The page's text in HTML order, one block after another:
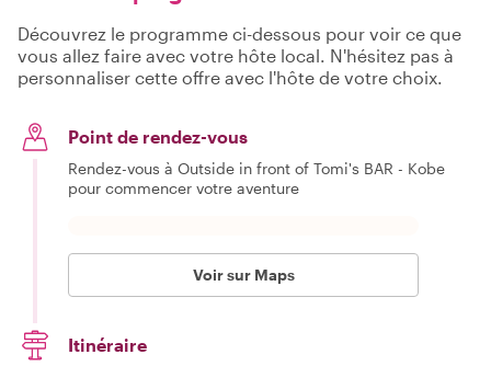
Découvrez le programme ci-dessous pour voir ce que
vous allez faire avec votre hôte local. N'hésitez pas à
personnaliser cette offre avec l'hôte de votre choix.
Point de rendez-vous
Rendez-vous à Outside in front of Tomi's BAR - Kobe
pour commencer votre aventure
Voir sur Maps
Itinéraire